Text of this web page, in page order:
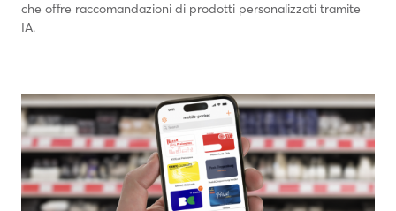
che offre raccomandazioni di prodotti personalizzati tramite
IA.